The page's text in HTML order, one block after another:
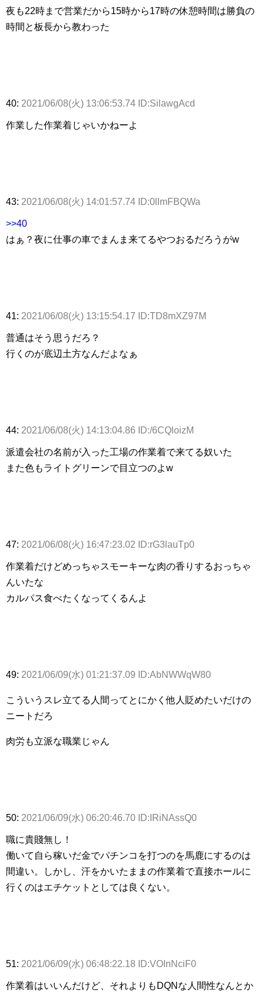
夜も22時まで営業だから15時から17時の休憩時間は勝負の
時間と板長から教わった
40: 2021/06/08(火) 13:06:53.74 ID:SilawgAcd
作業した作業着じゃいかねーよ
43: 2021/06/08(火) 14:01:57.74 ID:0llmFBQWa
>>40
はぁ？夜に仕事の車でまんま来てるやつおるだろうがw
41: 2021/06/08(火) 13:15:54.17 ID:TD8mXZ97M
普通はそう思うだろ？
行くのが底辺土方なんだよなぁ
44: 2021/06/08(火) 14:13:04.86 ID:/6CQloizM
派遣会社の名前が入った工場の作業着で来てる奴いた
また色もライトグリーンで目立つのよw
47: 2021/06/08(火) 16:47:23.02 ID:rG3lauTp0
作業着だけどめっちゃスモーキーな肉の香りするおっちゃ
んいたな
カルパス食べたくなってくるんよ
49: 2021/06/09(水) 01:21:37.09 ID:AbNWWqW80
こういうスレ立てる人間ってとにかく他人貶めたいだけの
ニートだろ
肉労も立派な職業じゃん
50: 2021/06/09(水) 06:20:46.70 ID:IRiNAssQ0
職に貴賤無し！
働いて自ら稼いだ金でパチンコを打つのを馬鹿にするのは
間違い。しかし、汗をかいたままの作業着で直接ホールに
行くのはエチケットとしては良くない。
51: 2021/06/09(水) 06:48:22.18 ID:VOInNciF0
作業着はいいんだけど、それよりもDQNな人間性なんとか